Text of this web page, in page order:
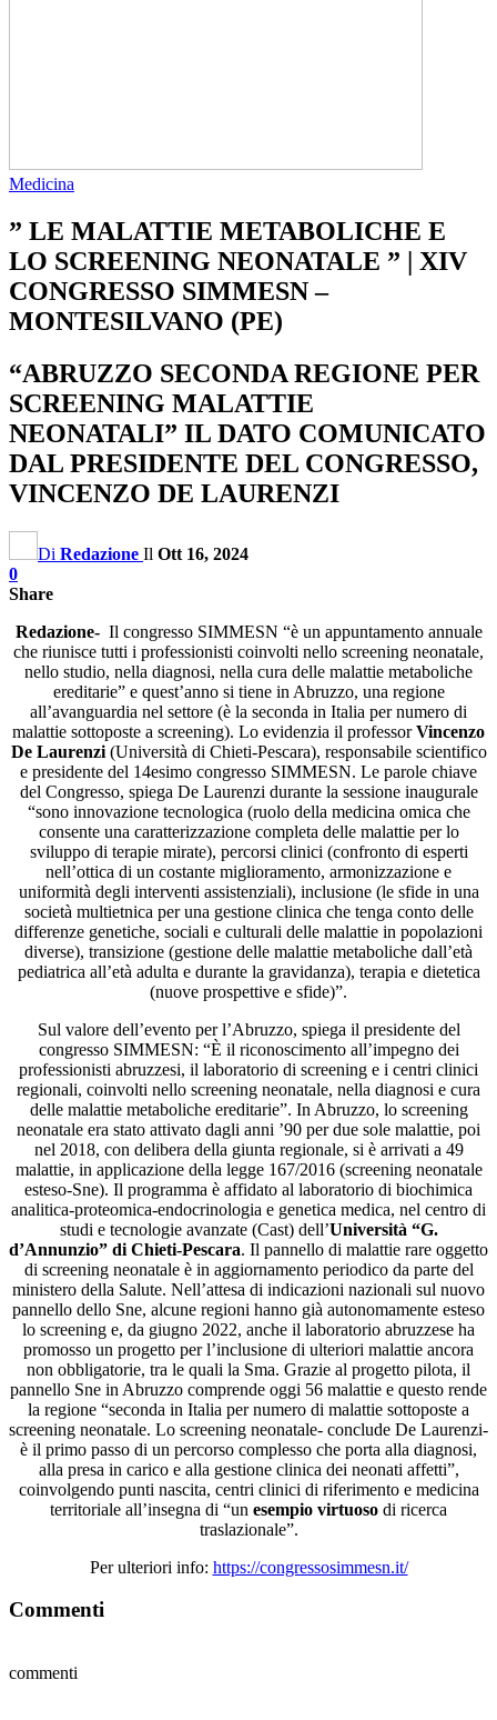
Medicina
” LE MALATTIE METABOLICHE E
LO SCREENING NEONATALE ” | XIV
CONGRESSO SIMMESN –
MONTESILVANO (PE)
“ABRUZZO SECONDA REGIONE PER
SCREENING MALATTIE
NEONATALI” IL DATO COMUNICATO
DAL PRESIDENTE DEL CONGRESSO,
VINCENZO DE LAURENZI
Di Redazione Il Ott 16, 2024
0
Share
Redazione-Il congresso SIMMESN “è un appuntamento annuale
che riunisce tutti i professionisti coinvolti nello screening neonatale,
nello studio, nella diagnosi, nella cura delle malattie metaboliche
ereditarie” e quest’anno si tiene in Abruzzo, una regione
all’avanguardia nel settore (è la seconda in Italia per numero di
malattie sottoposte a screening). Lo evidenzia il professorVincenzo
De Laurenzi(Università di Chieti-Pescara), responsabile scientifico
e presidente del 14esimo congresso SIMMESN. Le parole chiave
del Congresso, spiega De Laurenzi durante la sessione inaugurale
“sono innovazione tecnologica (ruolo della medicina omica che
consente una caratterizzazione completa delle malattie per lo
sviluppo di terapie mirate), percorsi clinici (confronto di esperti
nell’ottica di un costante miglioramento, armonizzazione e
uniformità degli interventi assistenziali), inclusione (le sfide in una
società multietnica per una gestione clinica che tenga conto delle
differenze genetiche, sociali e culturali delle malattie in popolazioni
diverse), transizione (gestione delle malattie metaboliche dall’età
pediatrica all’età adulta e durante la gravidanza), terapia e dietetica
(nuove prospettive e sfide)”.
Sul valore dell’evento per l’Abruzzo, spiega il presidente del
congresso SIMMESN: “È il riconoscimento all’impegno dei
professionisti abruzzesi, il laboratorio di screening e i centri clinici
regionali, coinvolti nello screening neonatale, nella diagnosi e cura
delle malattie metaboliche ereditarie”. In Abruzzo, lo screening
neonatale era stato attivato dagli anni ’90 per due sole malattie, poi
nel 2018, con delibera della giunta regionale, si è arrivati a 49
malattie, in applicazione della legge 167/2016 (screening neonatale
esteso-Sne). Il programma è affidato al laboratorio di biochimica
analitica-proteomica-endocrinologia e genetica medica, nel centro di
studi e tecnologie avanzate (Cast) dell’Università “G.
d’Annunzio” di Chieti-Pescara. Il pannello di malattie rare oggetto
di screening neonatale è in aggiornamento periodico da parte del
ministero della Salute. Nell’attesa di indicazioni nazionali sul nuovo
pannello dello Sne, alcune regioni hanno già autonomamente esteso
lo screening e, da giugno 2022, anche il laboratorio abruzzese ha
promosso un progetto per l’inclusione di ulteriori malattie ancora
non obbligatorie, tra le quali la Sma. Grazie al progetto pilota, il
pannello Sne in Abruzzo comprende oggi 56 malattie e questo rende
la regione “seconda in Italia per numero di malattie sottoposte a
screening neonatale. Lo screening neonatale- conclude De Laurenzi-
è il primo passo di un percorso complesso che porta alla diagnosi,
alla presa in carico e alla gestione clinica dei neonati affetti”,
coinvolgendo punti nascita, centri clinici di riferimento e medicina
territoriale all’insegna di “un esempio virtuoso di ricerca
traslazionale”.
Per ulteriori info: https://congressosimmesn.it/
Commenti
commenti